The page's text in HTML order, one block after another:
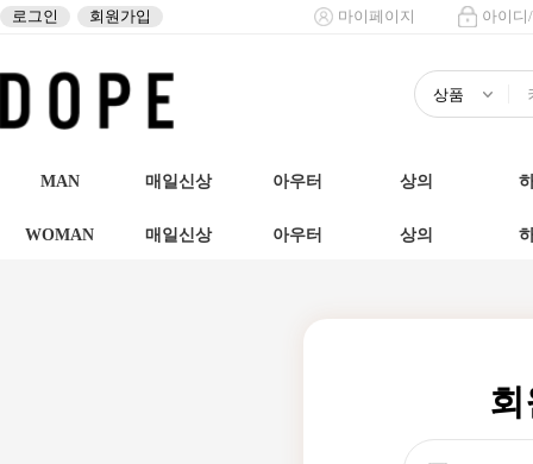
로그인 회원가입 마이페이지 아이디
MAN 매일신상 아우터 상의
WOMAN 매일신상 아우터 상의